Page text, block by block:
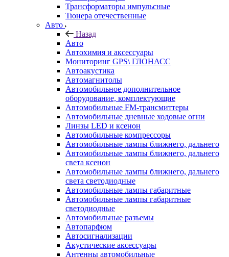
Трансформаторы импульсные
Тюнера отечественные
Авто
Назад
Авто
Автохимия и аксессуары
Мониторинг GPS\ ГЛОНАСС
Автоакустика
Автомагнитолы
Автомобильное дополнительное
оборудование, комплектующие
Автомобильные FM-трансмиттеры
Автомобильные дневные ходовые огни
Линзы LED и ксенон
Автомобильные компрессоры
Автомобильные лампы ближнего, дальнего
Автомобильные лампы ближнего, дальнего
света ксенон
Автомобильные лампы ближнего, дальнего
света светодиодные
Автомобильные лампы габаритные
Автомобильные лампы габаритные
светодиодные
Автомобильные разъемы
Автопарфюм
Автосигнализации
Акустические аксессуары
Антенны автомобильные